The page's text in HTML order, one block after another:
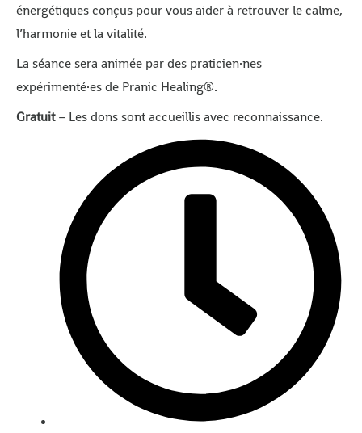
énergétiques conçus pour vous aider à retrouver le calme,
l’harmonie et la vitalité.
La séance sera animée par des praticien·nes
expérimenté·es de Pranic Healing®.
Gratuit– Les dons sont accueillis avec reconnaissance.